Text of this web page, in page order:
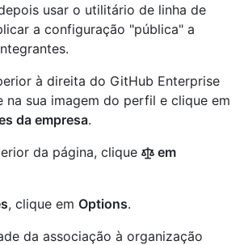
usar o utilitário de linha de
a configuração "pública" a
à direita do GitHub Enterprise
na sua imagem do perfil e clique em
da empresa.
da página, clique
em
, clique em Options.
da associação à organização